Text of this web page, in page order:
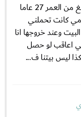
السَلآْم عَلْيُكّمٌ وٍرٍحَمُةّ الله وٍبُرٍكآتُهْ انا انثى ابلغ من العمر 27 عاما
كانت تحملني
وعند خروجها انا
اعاقب لو حصل
ليس بيتنا ف...